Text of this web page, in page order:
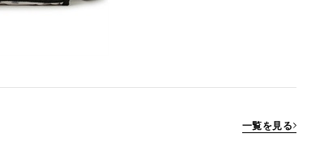
一覧を見る